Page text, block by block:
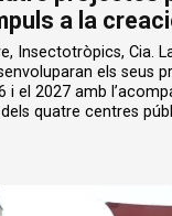
a la
Insectotròpics, Cia.
els seus
i el 2027 amb
quatre centres